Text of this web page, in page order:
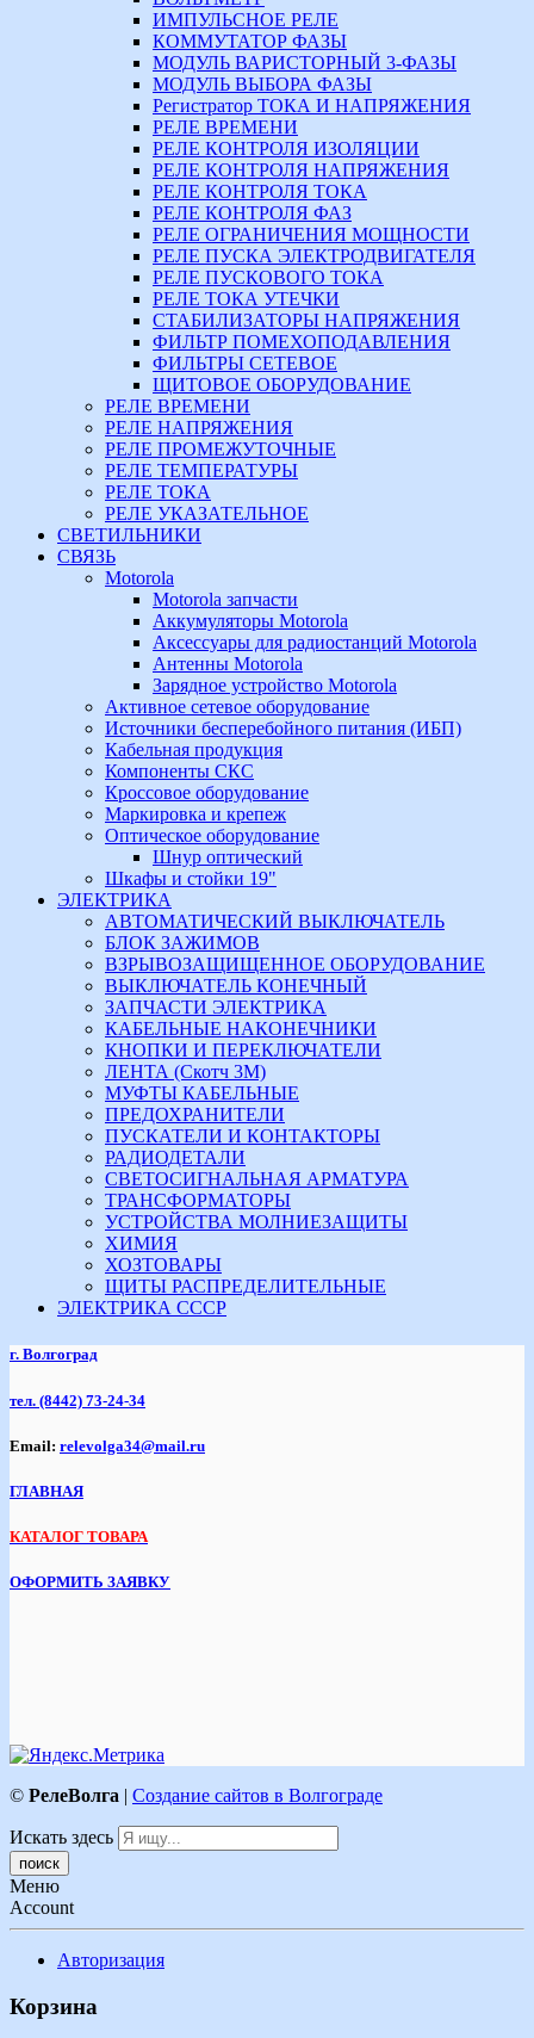
ИМПУЛЬСНОЕ РЕЛЕ
КОММУТАТОР ФАЗЫ
МОДУЛЬ ВАРИСТОРНЫЙ 3-ФАЗЫ
МОДУЛЬ ВЫБОРА ФАЗЫ
Регистратор ТОКА И НАПРЯЖЕНИЯ
РЕЛЕ ВРЕМЕНИ
РЕЛЕ КОНТРОЛЯ ИЗОЛЯЦИИ
РЕЛЕ КОНТРОЛЯ НАПРЯЖЕНИЯ
РЕЛЕ КОНТРОЛЯ ТОКА
РЕЛЕ КОНТРОЛЯ ФАЗ
РЕЛЕ ОГРАНИЧЕНИЯ МОЩНОСТИ
РЕЛЕ ПУСКА ЭЛЕКТРОДВИГАТЕЛЯ
РЕЛЕ ПУСКОВОГО ТОКА
РЕЛЕ ТОКА УТЕЧКИ
СТАБИЛИЗАТОРЫ НАПРЯЖЕНИЯ
ФИЛЬТР ПОМЕХОПОДАВЛЕНИЯ
ФИЛЬТРЫ СЕТЕВОЕ
ЩИТОВОЕ ОБОРУДОВАНИЕ
РЕЛЕ ВРЕМЕНИ
РЕЛЕ НАПРЯЖЕНИЯ
РЕЛЕ ПРОМЕЖУТОЧНЫЕ
РЕЛЕ ТЕМПЕРАТУРЫ
РЕЛЕ ТОКА
РЕЛЕ УКАЗАТЕЛЬНОЕ
СВЕТИЛЬНИКИ
СВЯЗЬ
Motorola
Motorola запчасти
Аккумуляторы Motorola
Аксессуары для радиостанций Motorola
Антенны Motorola
Зарядное устройство Motorola
Активное сетевое оборудование
Источники бесперебойного питания (ИБП)
Кабельная продукция
Компоненты СКС
Кроссовое оборудование
Маркировка и крепеж
Оптическое оборудование
Шнур оптический
Шкафы и стойки 19"
ЭЛЕКТРИКА
АВТОМАТИЧЕСКИЙ ВЫКЛЮЧАТЕЛЬ
БЛОК ЗАЖИМОВ
ВЗРЫВОЗАЩИЩЕННОЕ ОБОРУДОВАНИЕ
ВЫКЛЮЧАТЕЛЬ КОНЕЧНЫЙ
ЗАПЧАСТИ ЭЛЕКТРИКА
КАБЕЛЬНЫЕ НАКОНЕЧНИКИ
КНОПКИ И ПЕРЕКЛЮЧАТЕЛИ
ЛЕНТА (Скотч 3М)
МУФТЫ КАБЕЛЬНЫЕ
ПРЕДОХРАНИТЕЛИ
ПУСКАТЕЛИ И КОНТАКТОРЫ
РАДИОДЕТАЛИ
СВЕТОСИГНАЛЬНАЯ АРМАТУРА
ТРАНСФОРМАТОРЫ
УСТРОЙСТВА МОЛНИЕЗАЩИТЫ
ХИМИЯ
ХОЗТОВАРЫ
ЩИТЫ РАСПРЕДЕЛИТЕЛЬНЫЕ
ЭЛЕКТРИКА СССР
г. Волгоград
тел. (8442) 73-24-34
Email: relevolga34@mail.ru
ГЛАВНАЯ
КАТАЛОГ ТОВАРА
ОФОРМИТЬ ЗАЯВКУ
© РелеВолга | Создание сайтов в Волгограде
Искать здесь
Меню
Account
Авторизация
Корзина